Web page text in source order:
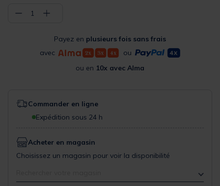
− 1 +
Payez en plusieurs fois sans frais
avec
ou
ou en 10x avec Alma
Commander en ligne
Expédition sous 24 h
Acheter en magasin
Choisissez un magasin pour voir la disponibilité